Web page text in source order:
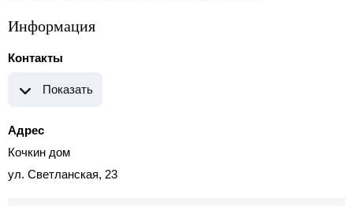
Информация
Контакты
Показать
Адрес
Кочкин дом
ул. Светланская, 23